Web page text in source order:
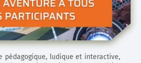
pédagogique, ludique et interactive,